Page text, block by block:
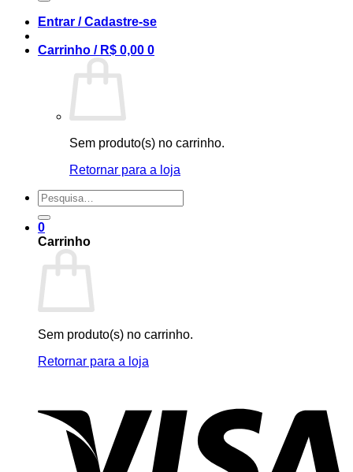
Entrar / Cadastre-se
Carrinho / R$ 0,00 0
Sem produto(s) no carrinho.
Retornar para a loja
Pesquisar
por:
0
Carrinho
Sem produto(s) no carrinho.
Retornar para a loja